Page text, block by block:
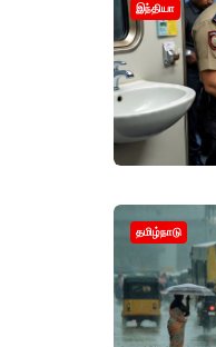
இந்தியா
தமிழ்நாடு